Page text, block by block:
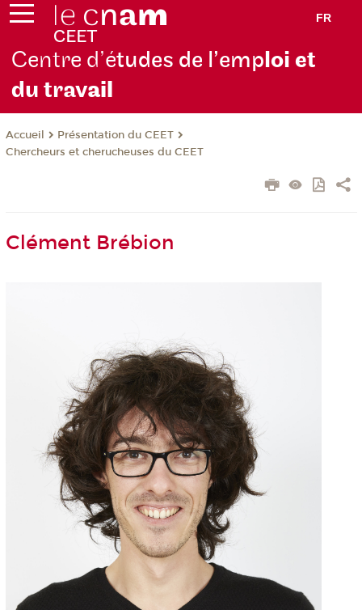
FR
Centre d’études de l’emploi et
du travail
Accueil
Présentation du CEET
Chercheurs et cherucheuses du CEET
Clément Brébion